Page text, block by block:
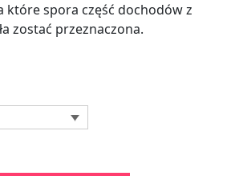
które spora część dochodów z
zostać przeznaczona.